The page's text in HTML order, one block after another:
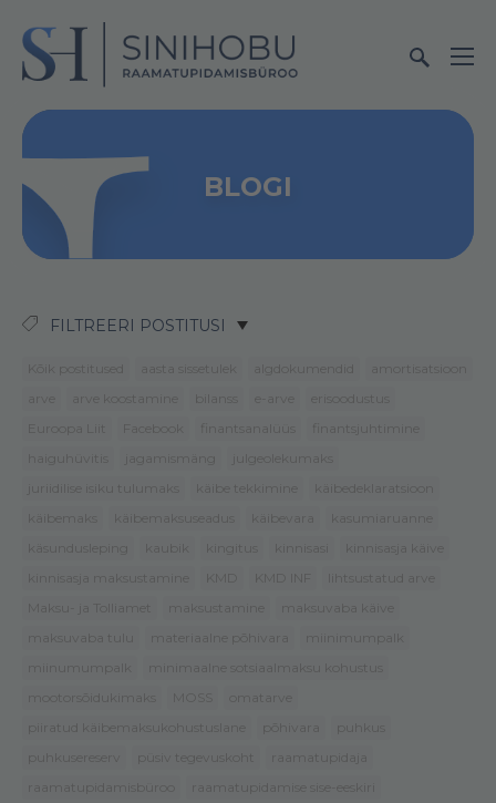
BLOGI
FILTREERI POSTITUSI
Kõik postitused aasta sissetulek algdokumendid
amortisatsioon
arve
arve koostamine bilanss e-arve
erisoodustus
Euroopa Liit
Facebook finantsanalüüs
finantsjuhtimine
haiguhüvitis
jagamismäng
julgeolekumaks
juriidilise isiku tulumaks
käibe tekkimine
käibedeklaratsioon
käibemaks
käibemaksuseadus käibevara
kasumiaruanne
käsundusleping
kaubik kingitus kinnisasi
kinnisasja käive
kinnisasja maksustamine
KMD KMD INF
lihtsustatud arve
Maksu- ja Tolliamet
maksustamine
maksuvaba käive
maksuvaba tulu
materiaalne põhivara
miinimumpalk
miinumumpalk
minimaalne sotsiaalmaksu kohustus
mootorsõidukimaks
omatarve
piiratud käibemaksukohustuslane
põhivara
puhkus
puhkusereserv
püsiv tegevuskoht
raamatupidaja
raamatupidamisbüroo
raamatupidamise sise-eeskiri